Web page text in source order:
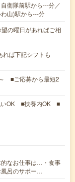
衛隊前駅から---分／
山)駅から---分
の曜日があればご相
ば下記シフトも
■ご応募から最短2
いOK ■扶養内OK ■
なお仕事は…・食事
風呂のサポー…